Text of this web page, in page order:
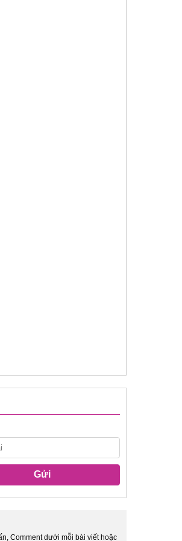
Gửi
Comment dưới mỗi bài viết hoặc